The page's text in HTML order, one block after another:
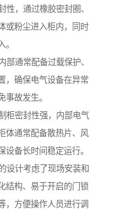
性，通过橡胶密封圈、
或粉尘进入柜内，同时
部通常配备过载保护、
，确保电气设备在异常
事故发生。
柜密封性强，内部电气
体通常配备散热片、风
设备长时间稳定运行。
设计考虑了现场安装和
结构、易于开启的门锁
，方便操作人员进行调